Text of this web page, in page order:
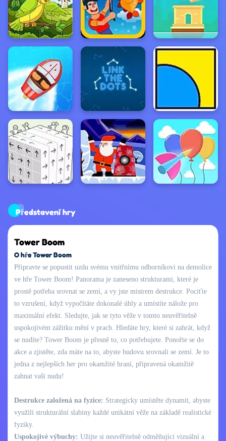
Představení hry
Tower Boom
O hře Tower Boom
Připravte se popustit uzdu svému vnitřnímu odborníkovi na demolice
ve hře Tower Boom! Panorama je zaneseno strukturami, které je
prostě potřeba srovnat se zemí, a vy jste mistrem destrukce. Pociťte
to vzrušení, když vypočítáte dokonalé úhly a umístíte nálože pro
maximální efekt. Sledujte, jak se tyto věže v tomto neuvěřitelně
uspokojivém zážitku mění v prach. Hledáte hry, které si zahrát, když
se nudíte? Tower Boom je přesně to, co potřebujete. Ponořte se do
akce a zjistěte, zda máte na to, abyste budovu srovnali se zemí. Je to
jedna z nejlepších her pro okamžité hraní, připravená okamžitě
zahnat vaši nudu!
Destrukce založená na fyzice: Strategicky umístěte dynamit, abyste
využili strukturální slabiny každé unikátní věže na základě realistické
fyziky.
Uspokojivé výbuchy: Užijte si neuvěřitelně odměňující vizuální a